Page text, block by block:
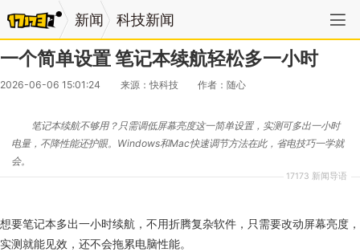
新闻 科技新闻
一个简单设置 笔记本续航轻松多一小时
2026-06-06 15:01:24 来源：快科技 作者：随心
17173 新闻导语
笔记本续航不够用？只需调低屏幕亮度这一简单设置，实测可多出一小时
电量，不降性能还护眼。Windows和Mac快速调节方法在此，省电技巧一学就
会。
想要笔记本多出一小时续航，不用折腾复杂软件，只需要改动屏幕亮度，
实测就能见效，还不会拖累电脑性能。